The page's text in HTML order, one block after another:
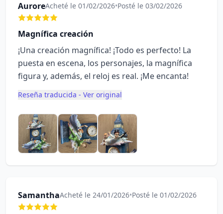
AuroreAcheté le 01/02/2026•Posté le 03/02/2026
Magnífica creación
¡Una creación magnífica! ¡Todo es perfecto! La
puesta en escena, los personajes, la magnífica
figura y, además, el reloj es real. ¡Me encanta!
Reseña traducida - Ver original
SamanthaAcheté le 24/01/2026•Posté le 01/02/2026